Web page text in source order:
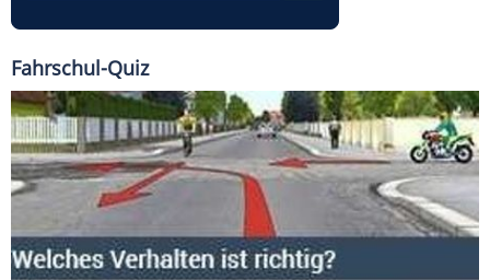
Fahrschul-Quiz